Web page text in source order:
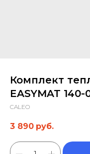
Комплект
EASYMAT 140-
CALEO
3 890 руб.